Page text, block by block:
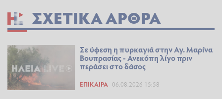
ΣΧΕΤΙΚΆ ΆΡΘΡΑ
Σε ύφεση η πυρκαγιά στην Αγ. Μαρίνα
Βουπρασίας - Ανεκόπη λίγο πριν
περάσει στο δάσος
ΕΠΊΚΑΙΡΑ 06.08.2026 15:58